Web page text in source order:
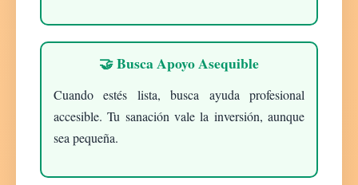
🤝 Busca Apoyo Asequible
Cuando estés lista, busca ayuda profesional
accesible. Tu sanación vale la inversión, aunque
sea pequeña.